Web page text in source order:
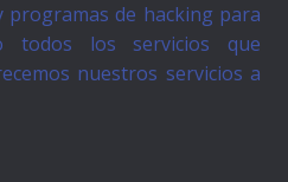
programas de hacking para
todos los servicios que
nuestros servicios a